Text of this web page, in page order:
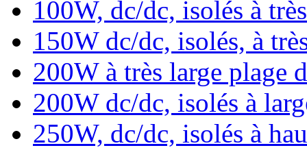
100W, dc/dc, isolés à
150W dc/dc, isolés, à
200W à très large plage
200W dc/dc, isolés à
250W, dc/dc, isolés à